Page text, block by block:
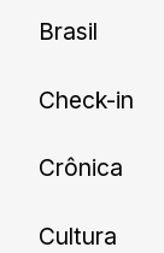
Brasil
Check-in
Crônica
Cultura